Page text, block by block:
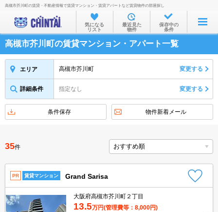
お部屋を探す
沿線・駅から
住所から
物件特集から
不動産会社から
TOP
高槻市芥川町の賃貸・不動産情報で賃貸マンション・賃貸アパートなど賃貸物件の部屋探し
気になる
リスト
最近見た
物件
保存中の
条件
高槻市芥川町の賃貸マンション・アパート一覧
エリア 高槻市芥川町 変更する
詳細条件 指定なし 変更する
条件保存 物件新着メール
35件
PR 賃貸マンション Grand Sarisa
大阪府高槻市芥川町２丁目
13.5万円(管理費等：8,000円)